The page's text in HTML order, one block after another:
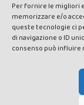
Per fornire le migliori
memorizzare e/o
queste tecnologie ci
di navigazione o ID
consenso può
rights reserved -
autorizzazione
Cacace - E-